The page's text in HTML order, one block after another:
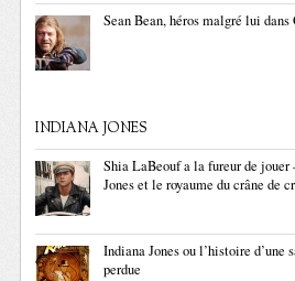
Sean Bean, héros malgré lui
INDIANA JONES
Shia LaBeouf a la fureur de
Jones et le royaume du crâne de
Indiana Jones ou l’histoire d’une
perdue